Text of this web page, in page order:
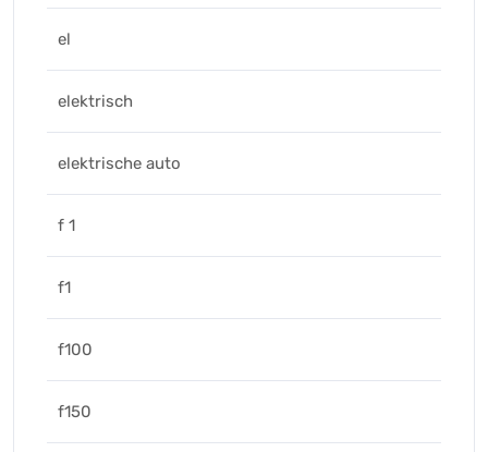
el
elektrisch
elektrische auto
f 1
f1
f100
f150